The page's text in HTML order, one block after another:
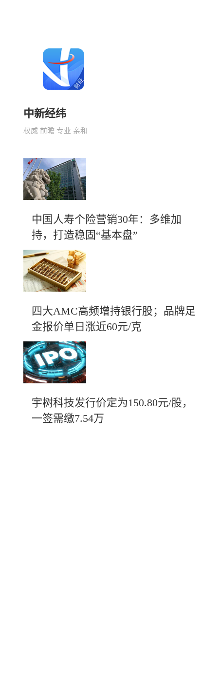
中新经纬
权威 前瞻 专业 亲和
中国人寿个险营销30年：多维加
持，打造稳固“基本盘”
四大AMC高频增持银行股；品牌足
金报价单日涨近60元/克
宇树科技发行价定为150.80元/股，
一签需缴7.54万